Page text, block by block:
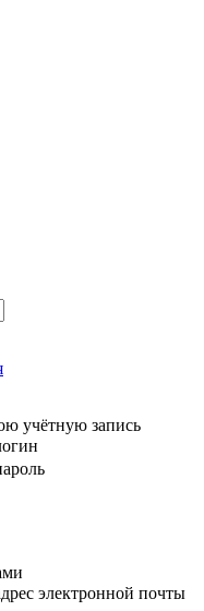
учётную запись
электронной почты